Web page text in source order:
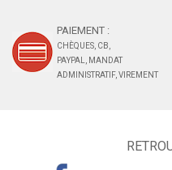
PAIEMENT :
CHÈQUES, CB,
PAYPAL, MANDAT
ADMINISTRATIF, VIREMENT